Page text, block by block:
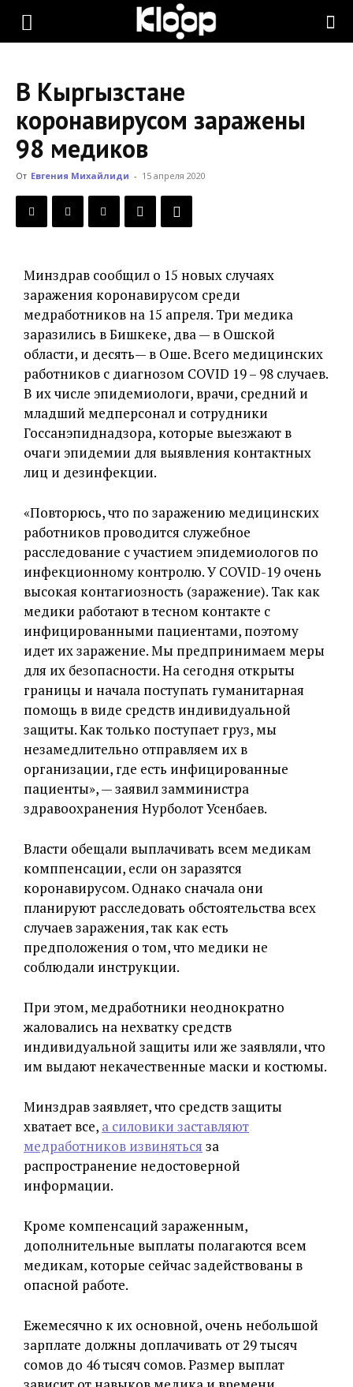
KLOOP.KG
Новости
Кыргызстана
В Кыргызстане
коронавирусом заражены
98 медиков
От Евгения Михайлиди - 15 апреля 2020
Минздрав сообщил о 15 новых случаях
заражения коронавирусом среди
медработников на 15 апреля. Три медика
заразились в Бишкеке, два — в Ошской
области, и десять— в Оше. Всего медицинских
работников с диагнозом COVID 19 – 98 случаев.
В их числе эпидемиологи, врачи, средний и
младший медперсонал и сотрудники
Госсанэпиднадзора, которые выезжают в
очаги эпидемии для выявления контактных
лиц и дезинфекции.
«Повторюсь, что по заражению медицинских
работников проводится служебное
расследование с участием эпидемиологов по
инфекционному контролю. У COVID-19 очень
высокая контагиозность (заражение). Так как
медики работают в тесном контакте с
инфицированными пациентами, поэтому
идет их заражение. Мы предпринимаем меры
для их безопасности. На сегодня открыты
границы и начала поступать гуманитарная
помощь в виде средств индивидуальной
защиты. Как только поступает груз, мы
незамедлительно отправляем их в
организации, где есть инфицированные
пациенты», — заявил замминистра
здравоохранения Нурболот Усенбаев.
Власти обещали выплачивать всем медикам
комппенсации, если он заразятся
коронавирусом. Однако сначала они
планируют расследовать обстоятельства всех
случаев заражения, так как есть
предположения о том, что медики не
соблюдали инструкции.
При этом, медработники неоднократно
жаловались на нехватку средств
индивидуальной защиты или же заявляли, что
им выдают некачественные маски и костюмы.
Минздрав заявляет, что средств защиты
хватает все, а силовики заставляют
медработников извиняться за
распространение недостоверной
информации.
Кроме компенсаций зараженным,
дополнительные выплаты полагаются всем
медикам, которые сейчас задействованы в
опасной работе.
Ежемесячно к их основной, очень небольшой
зарплате должны доплачивать от 29 тысяч
сомов до 46 тысяч сомов. Размер выплат